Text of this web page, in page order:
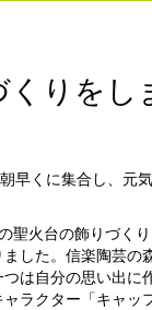
りをし
くに集合し、元
火台の飾りづく
した。信楽陶芸
は自分の思い出
ラクター「キャッ